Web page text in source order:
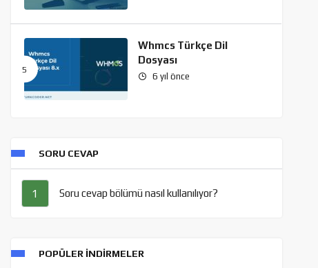
Whmcs Türkçe Dil
Dosyası
6 yıl önce
SORU CEVAP
1 Soru cevap bölümü nasıl kullanılıyor?
POPÜLER İNDIRMELER